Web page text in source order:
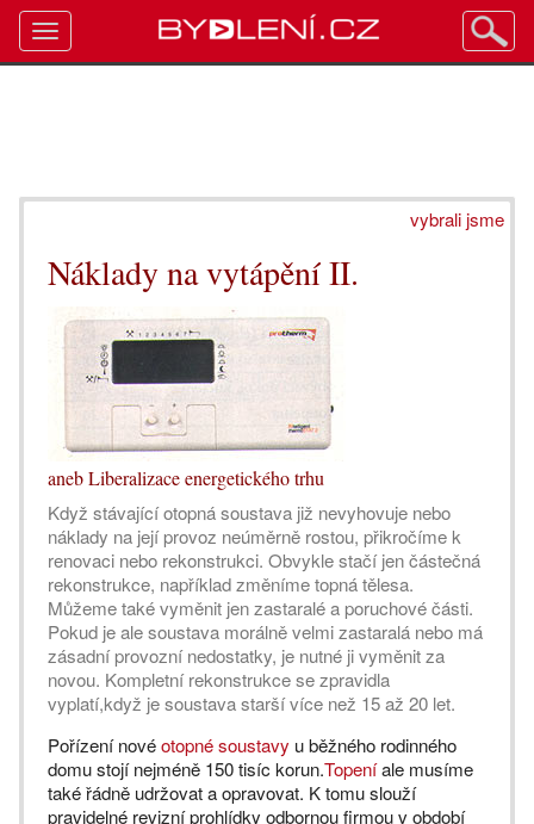
vybrali jsme
Náklady na vytápění II.
aneb Liberalizace energetického trhu
Když stávající otopná soustava již nevyhovuje nebo
náklady na její provoz neúměrně rostou, přikročíme k
renovaci nebo rekonstrukci. Obvykle stačí jen částečná
rekonstrukce, například změníme topná tělesa.
Můžeme také vyměnit jen zastaralé a poruchové části.
Pokud je ale soustava morálně velmi zastaralá nebo má
zásadní provozní nedostatky, je nutné ji vyměnit za
novou. Kompletní rekonstrukce se zpravidla
vyplatí,když je soustava starší více než 15 až 20 let.
Pořízení novéotopné soustavy u běžného rodinného
domu stojí nejméně 150 tisíc korun.Topeníale musíme
také řádně udržovat a opravovat. K tomu slouží
pravidelné revizní prohlídky odbornou firmou v období
Toggle
navigation